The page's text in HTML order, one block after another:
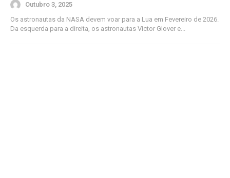
Outubro 3, 2025
Os astronautas da NASA devem voar para a Lua em Fevereiro de 2026.
Da esquerda para a direita, os astronautas Victor Glover e...